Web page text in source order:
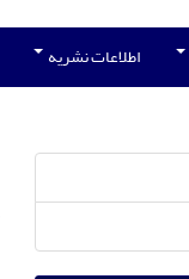
اطلاعات نشریه